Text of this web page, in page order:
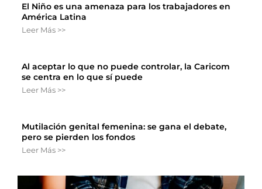
El Niño es una amenaza para los trabajadores en
América Latina
Leer Más >>
Al aceptar lo que no puede controlar, la Caricom
se centra en lo que sí puede
Leer Más >>
Mutilación genital femenina: se gana el debate,
pero se pierden los fondos
Leer Más >>